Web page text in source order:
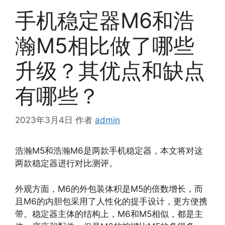
手机稳定器M6和浩
瀚M5相比做了哪些
升级？其优点和缺点
有哪些？
2023年3月4日 作者 admin
浩瀚M5和浩瀚M6是两款手机稳定器，本文将对这
两款稳定器进行对比测评。
外观方面，M6的外包装体积是M5的倍数增长，而
且M6的内胆包采用了人性化的提手设计，更方便携
带。稳定器主体的结构上，M6和M5相似，都是主